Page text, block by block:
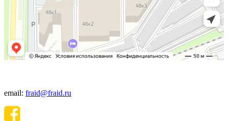
email: fraid@fraid.ru